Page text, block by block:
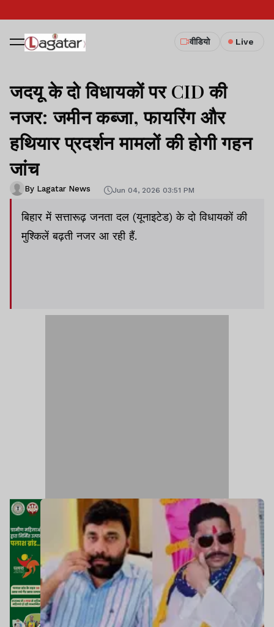
वीडियो Live
जदयू के दो विधायकों पर CID की
नजर: जमीन कब्जा, फायरिंग और
हथियार प्रदर्शन मामलों की होगी गहन
जांच
By Lagatar News Jun 04, 2026 03:51 PM
बिहार में सत्तारूढ़ जनता दल (यूनाइटेड) के दो विधायकों की
मुश्किलें बढ़ती नजर आ रही हैं.